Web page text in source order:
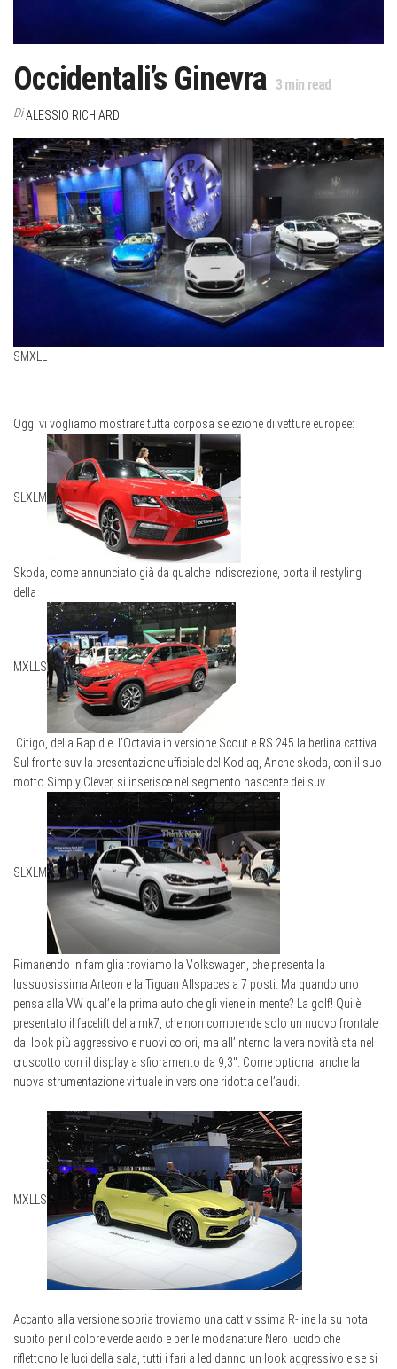
Occidentali’s Ginevra 3 min read
DiALESSIO RICHIARDI
SMXL
Oggi vi vogliamo mostrare tutta corposa selezione di vetture europee:
S XL M
Skoda, come annunciato già da qualche indiscrezione, porta il restyling
della
MXL S
Citigo, della Rapid e l’Octavia in versione Scout e RS 245 la berlina cattiva.
Sul fronte suv la presentazione ufficiale del Kodiaq, Anche skoda, con il suo
motto Simply Clever, si inserisce nel segmento nascente dei suv.
S XL M
Rimanendo in famiglia troviamo la Volkswagen, che presenta la
lussuosissima Arteon e la Tiguan Allspaces a 7 posti. Ma quando uno
pensa alla VW qual’e la prima auto che gli viene in mente? La golf! Qui è
presentato il facelift della mk7, che non comprende solo un nuovo frontale
dal look più aggressivo e nuovi colori, ma all’interno la vera novità sta nel
cruscotto con il display a sfioramento da 9,3″. Come optional anche la
nuova strumentazione virtuale in versione ridotta dell’audi.
MXL S
Accanto alla versione sobria troviamo una cattivissima R-line la su nota
subito per il colore verde acido e per le modanature Nero lucido che
riflettono le luci della sala, tutti i fari a led danno un look aggressivo e se si